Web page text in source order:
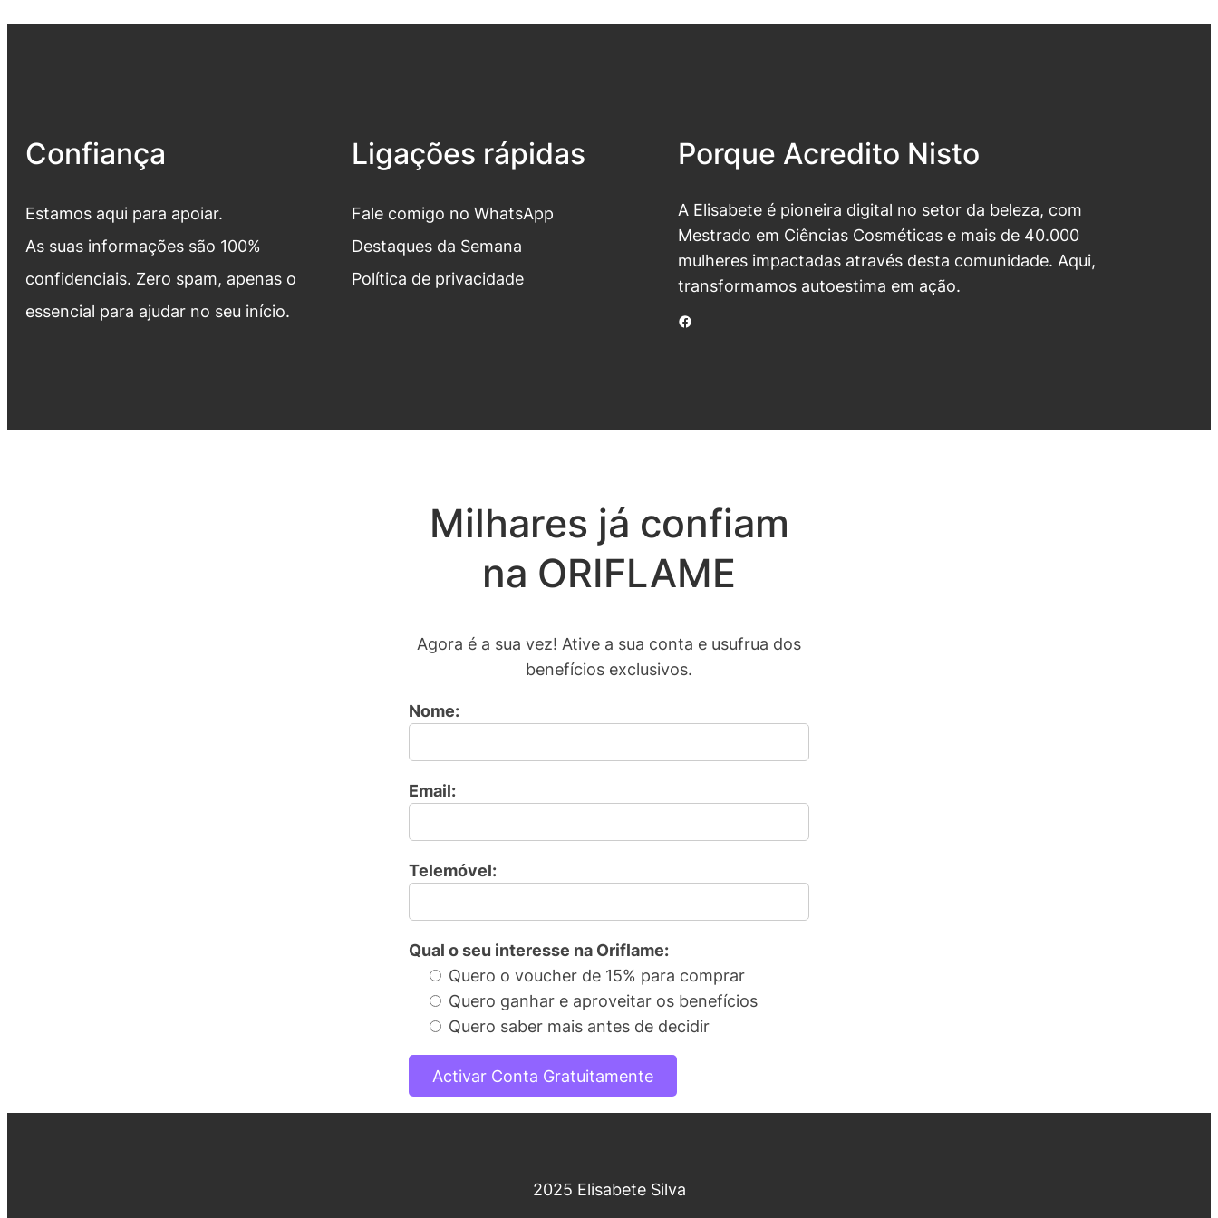
Confiança
Estamos aqui para apoiar.
As suas informações são 100%
confidenciais. Zero spam, apenas o
essencial para ajudar no seu início.
Ligações rápidas
Fale comigo no WhatsApp
Destaques da Semana
Política de privacidade
Porque Acredito Nisto
A Elisabete é pioneira digital no setor da beleza, com
Mestrado em Ciências Cosméticas e mais de 40.000
mulheres impactadas através desta comunidade. Aqui,
transformamos autoestima em ação.
Facebook
Milhares já confiam
na ORIFLAME
Agora é a sua vez! Ative a sua conta e usufrua dos
benefícios exclusivos.
Nome:
Email:
Telemóvel:
Qual o seu interesse na Oriflame:
Quero o voucher de 15% para comprar
Quero ganhar e aproveitar os benefícios
Quero saber mais antes de decidir
2025 Elisabete Silva